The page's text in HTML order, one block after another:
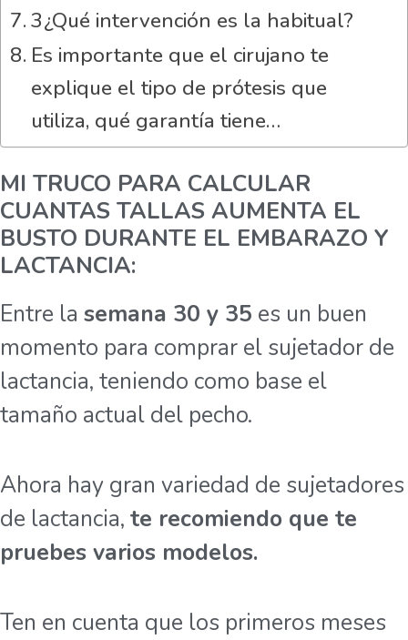
3¿Qué intervención es la habitual?
Es importante que el cirujano te
explique el tipo de prótesis que
utiliza, qué garantía tiene…
MI TRUCO PARA CALCULAR
CUANTAS TALLAS AUMENTA EL
BUSTO DURANTE EL EMBARAZO Y
LACTANCIA:
Entre la semana 30 y 35 es un buen
momento para comprar el sujetador de
lactancia, teniendo como base el
tamaño actual del pecho.
Ahora hay gran variedad de sujetadores
de lactancia, te recomiendo que te
pruebes varios modelos.
Ten en cuenta que los primeros meses